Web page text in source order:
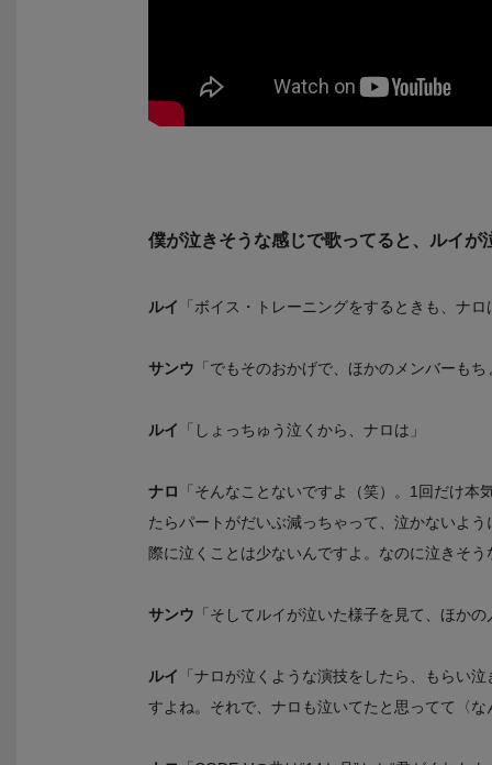
僕が泣きそうな感じで歌ってると、ルイが
ルイ 「ボイス・トレーニングをするときも、ナ
サンウ 「でもそのおかげで、ほかのメンバーも
ルイ 「しょっちゅう泣くから、ナロは」
ナロ
「そんなことないですよ（笑）。1回だけ
たらパートがだいぶ減っちゃって、泣かないよ
際に泣くことは少ないんですよ。なのに泣きそ
サンウ 「そしてルイが泣いた様子を見て、ほか
ルイ
「ナロが泣くような演技をしたら、もらい
すよね。それで、ナロも泣いてたと思ってて〈